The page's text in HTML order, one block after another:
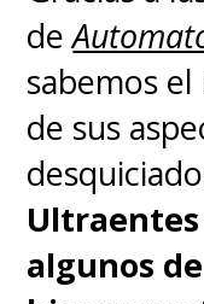
de
sabemos
de sus
algunos